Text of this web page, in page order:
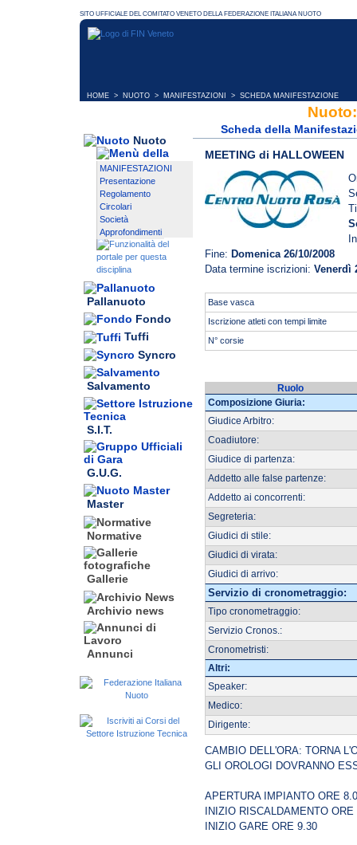
HOME > NUOTO > MANIFESTAZIONI > SCHEDA MANIFESTAZIONE
Nuoto
MANIFESTAZIONI
Presentazione
Regolamento
Circolari
Società
Approfondimenti
Pallanuoto
Fondo
Tuffi
Syncro
Salvamento
S.I.T.
G.U.G.
Master
Normative
Gallerie
Archivio news
Annunci
Scheda della
MEETING di HALLOWEEN
Fine: Domenica 26/10/2008
Data termine iscrizioni: Venerdì
Base vasca
Iscrizione atleti con tempi limite
N° corsie
Ruolo
Composizione Giuria:
Giudice Arbitro:
Coadiutore:
Giudice di partenza:
Addetto alle false partenze:
Addetto ai concorrenti:
Segreteria:
Giudici di stile:
Giudici di virata:
Giudici di arrivo:
Servizio di cronometraggio:
Tipo cronometraggio:
Servizio Cronos.:
Cronometristi:
Altri:
Speaker:
Medico:
Dirigente:
CAMBIO DELL'ORA: TORNA
GLI OROLOGI DOVRANNO
APERTURA IMPIANTO ORE
INIZIO RISCALDAMENTO ORE
INIZIO GARE ORE 9.30